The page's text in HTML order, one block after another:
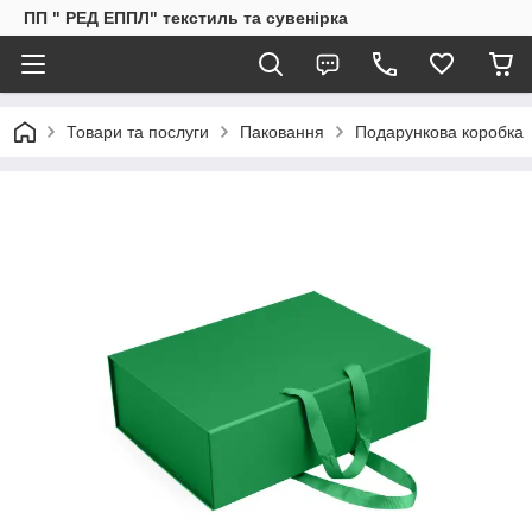
ПП " РЕД ЕППЛ" текстиль та сувенірка
Товари та послуги Паковання Подарункова коробка